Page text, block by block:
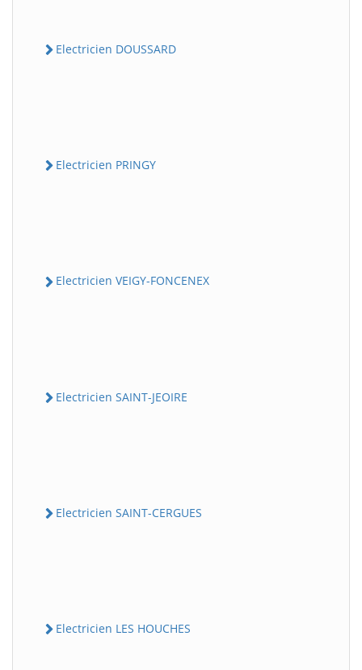
Electricien DOUSSARD
Electricien PRINGY
Electricien VEIGY-FONCENEX
Electricien SAINT-JEOIRE
Electricien SAINT-CERGUES
Electricien LES HOUCHES